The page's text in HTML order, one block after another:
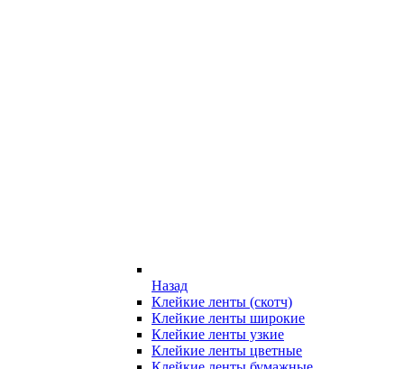
Назад
Клейкие ленты (скотч)
Клейкие ленты широкие
Клейкие ленты узкие
Клейкие ленты цветные